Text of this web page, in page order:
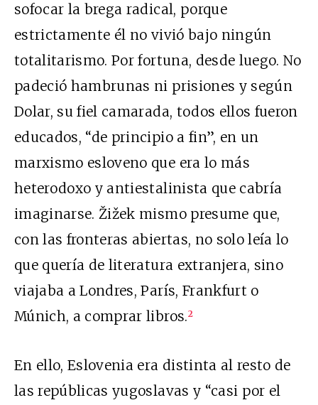
sofocar la brega radical, porque
estrictamente él no vivió bajo ningún
totalitarismo. Por fortuna, desde luego. No
padeció hambrunas ni prisiones y según
Dolar, su fiel camarada, todos ellos fueron
educados, “de principio a fin”, en un
marxismo esloveno que era lo más
heterodoxo y antiestalinista que cabría
imaginarse. Žižek mismo presume que,
con las fronteras abiertas, no solo leía lo
que quería de literatura extranjera, sino
viajaba a Londres, París, Frankfurt o
Múnich, a comprar libros.2
En ello, Eslovenia era distinta al resto de
las repúblicas yugoslavas y “casi por el